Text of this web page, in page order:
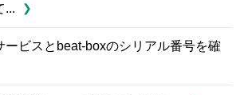
...
ービスとbeat-boxのシリアル番号を確